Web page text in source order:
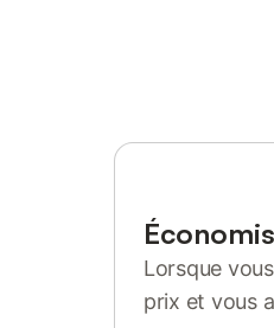
Lorsque
prix et vous